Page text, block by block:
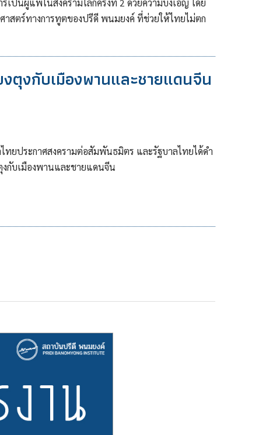
ป็นผู้แพ้ในสงครามโลกครั้งที่ 2 ด้วยความบังเอิญ โดย
สตร์ทางการทูตของปรีดี พนมยงค์ ที่ช่วยให้ไทยไม่ตก
ตุงกับเมืองพานและชายแดนจีน
ทยประกาศสงครามต่อสัมพันธมิตร และรัฐบาลไทยได้ดำ
กับเมืองพานและชายแดนจีน